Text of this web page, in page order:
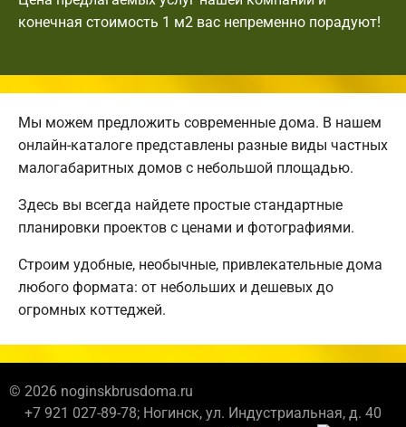
конечная стоимость 1 м2 вас непременно порадуют!
Мы можем предложить современные дома. В нашем
онлайн-каталоге представлены разные виды частных
малогабаритных домов с небольшой площадью.
Здесь вы всегда найдете простые стандартные
планировки проектов с ценами и фотографиями.
Строим удобные, необычные, привлекательные дома
любого формата: от небольших и дешевых до
огромных коттеджей.
© 2026 noginskbrusdoma.ru
+7 921 027-89-78; Ногинск, ул. Индустриальная, д. 40